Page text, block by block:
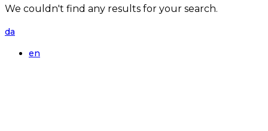
We couldn't find any results for your search.
da
en